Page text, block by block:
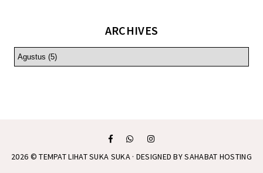
ARCHIVES
2026 ©TEMPAT LIHAT SUKA SUKA· DESIGNED BYSAHABAT HOSTING